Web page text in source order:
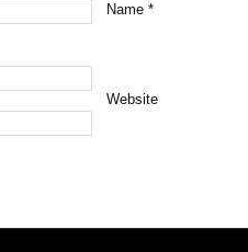
Name*
Website